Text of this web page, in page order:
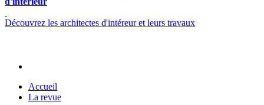
Découvrez les architectes d'intéreur et leurs travaux
Accueil
La revue